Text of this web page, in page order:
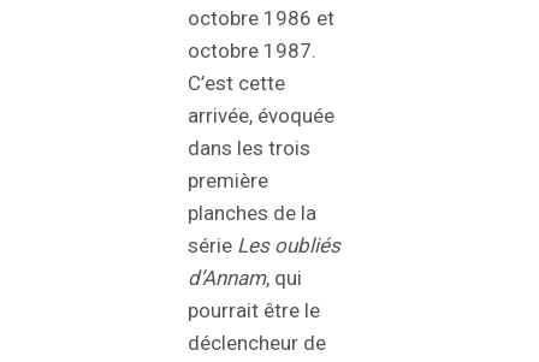
octobre 1986 et
octobre 1987.
C’est cette
arrivée, évoquée
dans les trois
première
planches de la
série Les oubliés
d’Annam, qui
pourrait être le
déclencheur de